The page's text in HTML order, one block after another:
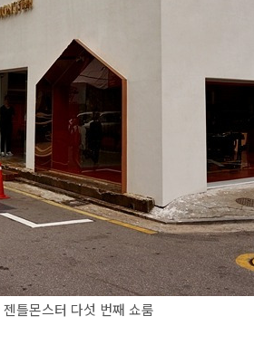
틀몬스터 다섯 번째 쇼룸